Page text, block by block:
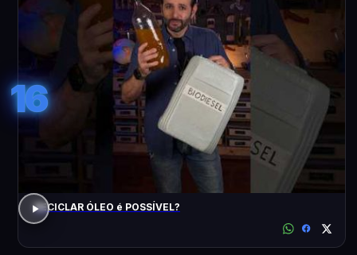
16
RECICLAR ÓLEO é POSSÍVEL?